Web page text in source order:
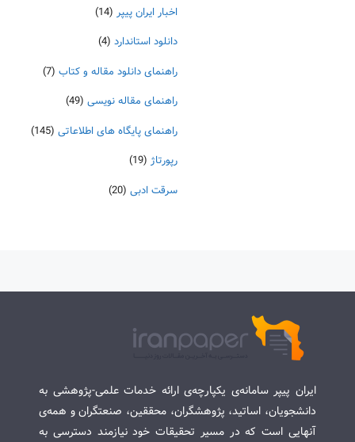
اخبار ایران پیپر (14)
دانلود استاندارد (4)
راهنمای دانلود مقاله و کتاب (7)
راهنمای مقاله نویسی (49)
راهنمای پایگاه های اطلاعاتی (145)
رپورتاژ (19)
سرقت ادبی (20)
ایران پیپر سامانه‌ی یکپارچه‌ی ارائه خدمات علمی-پژوهشی به
دانشجویان، اساتید، پژوهشگران، محققین، صنعتگران و همه‌ی
آنهایی است که در مسیر تحقیقات خود نیازمند دسترسی به